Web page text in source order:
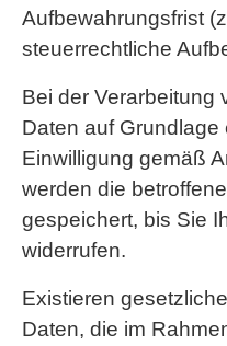
Aufbewahrungsfrist
steuerrechtliche
Bei der Verarbeitung
Daten auf
Einwilligung gemäß
werden die
gespeichert, bis Sie
widerrufen.
Existieren
Daten, die im